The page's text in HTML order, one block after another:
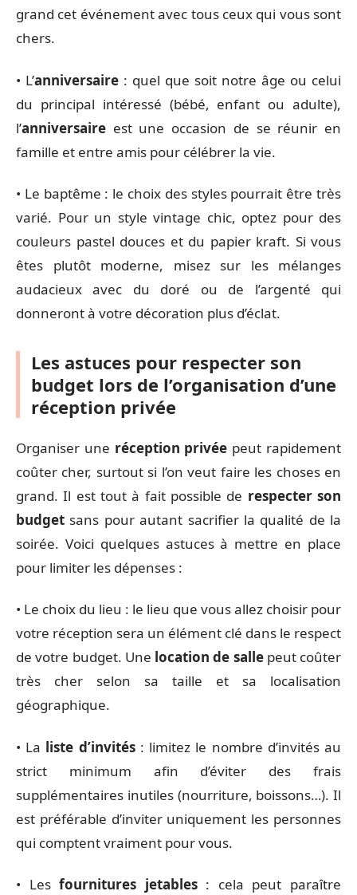
grand cet événement avec tous ceux qui vous sont
chers.
• L’anniversaire : quel que soit notre âge ou celui
du principal intéressé (bébé, enfant ou adulte),
l’anniversaire est une occasion de se réunir en
famille et entre amis pour célébrer la vie.
• Le baptême : le choix des styles pourrait être très
varié. Pour un style vintage chic, optez pour des
couleurs pastel douces et du papier kraft. Si vous
êtes plutôt moderne, misez sur les mélanges
audacieux avec du doré ou de l’argenté qui
donneront à votre décoration plus d’éclat.
Les astuces pour respecter son
budget lors de l’organisation d’une
réception privée
Organiser une réception privée peut rapidement
coûter cher, surtout si l’on veut faire les choses en
grand. Il est tout à fait possible de respecter son
budget sans pour autant sacrifier la qualité de la
soirée. Voici quelques astuces à mettre en place
pour limiter les dépenses :
• Le choix du lieu : le lieu que vous allez choisir pour
votre réception sera un élément clé dans le respect
de votre budget. Une location de sallepeut coûter
très cher selon sa taille et sa localisation
géographique.
• La liste d’invités: limitez le nombre d’invités au
strict minimum afin d’éviter des frais
supplémentaires inutiles (nourriture, boissons…). Il
est préférable d’inviter uniquement les personnes
qui comptent vraiment pour vous.
• Lesfournitures jetables: cela peut paraître